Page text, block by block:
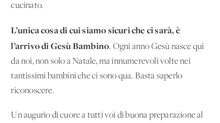
cucinato.
L’unica cosa di cui siamo sicuri che ci sarà, è
l’arrivo di Gesù Bambino. Ogni anno Gesù nasce qui
da noi, non solo a Natale, ma innumerevoli volte nei
tantissimi bambini che ci sono qua. Basta saperlo
riconoscere.
Un augurio di cuore a tutti voi di buona preparazione al